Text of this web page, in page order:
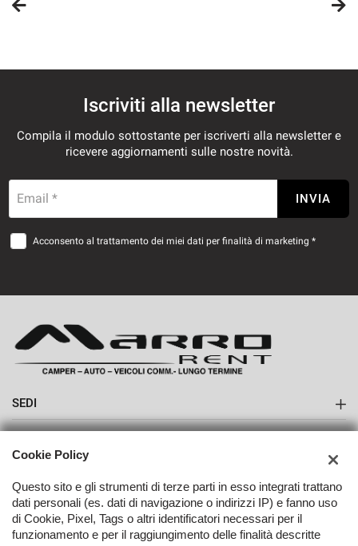
Iscriviti alla newsletter
Compila il modulo sottostante per iscriverti alla newsletter e
ricevere aggiornamenti sulle nostre novità.
Email * INVIA
Acconsento al trattamento dei miei dati per finalità di marketing *
SEDI
Sede di Boves
AZIENDA
Cookie Policy
Questo sito e gli strumenti di terze parti in esso integrati trattano
dati personali (es. dati di navigazione o indirizzi IP) e fanno uso
di Cookie, Pixel, Tags o altri identificatori necessari per il
funzionamento e per il raggiungimento delle finalità descritte